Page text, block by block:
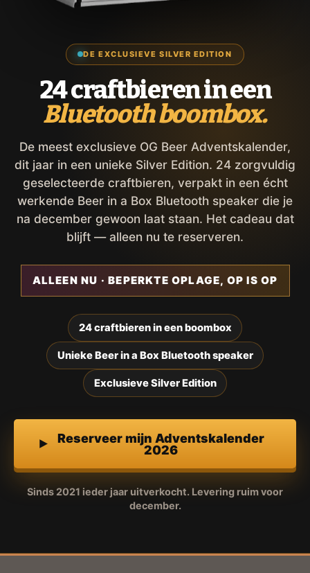
DE EXCLUSIEVE SILVER EDITION
24 craftbieren in een
Bluetooth boombox.
De meest exclusieve OG Beer Adventskalender,
dit jaar in een unieke Silver Edition. 24 zorgvuldig
geselecteerde craftbieren, verpakt in een écht
werkende Beer in a Box Bluetooth speaker die je
na december gewoon laat staan. Het cadeau dat
blijft — alleen nu te reserveren.
ALLEEN NU · BEPERKTE OPLAGE, OP IS OP
24 craftbieren in een boombox
Unieke Beer in a Box Bluetooth speaker
Exclusieve Silver Edition
Reserveer mijn Adventskalender
2026
Sinds 2021 ieder jaar uitverkocht. Levering ruim voor
december.